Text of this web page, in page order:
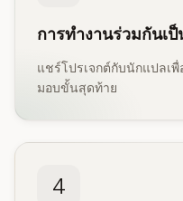
การทำงานร่วมกันเ
แชร์โปรเจกต์กับนักแปลเ
มอบขั้นสุดท้าย
4